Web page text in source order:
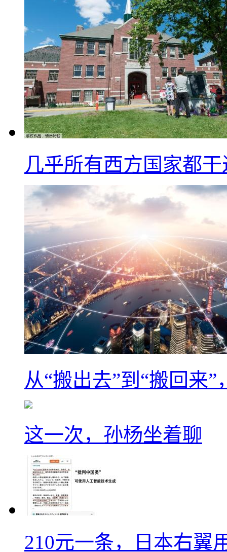
几乎所有西方国家都
从“搬出去”到“搬回来
这一次，孙杨坐着聊
210元一条，日本右翼